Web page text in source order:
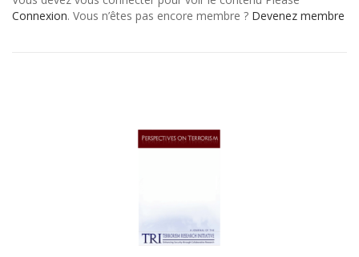
Connexion. Vous n’êtes pas encore membre ? Devenez membre